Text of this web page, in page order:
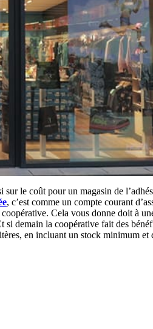
sur le coût pour un magasin de
, c’est comme un compte courant
Cela vous donne doit à
demain la coopérative fait des
en incluant un stock minimum